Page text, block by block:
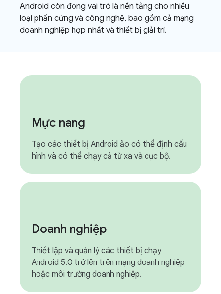
Android còn đóng vai trò là nền tảng cho nhiều
loại phần cứng và công nghệ, bao gồm cả mạng
doanh nghiệp hợp nhất và thiết bị giải trí.
Mực nang
Tạo các thiết bị Android ảo có thể định cấu
hình và có thể chạy cả từ xa và cục bộ.
Doanh nghiệp
Thiết lập và quản lý các thiết bị chạy
Android 5.0 trở lên trên mạng doanh nghiệp
hoặc môi trường doanh nghiệp.